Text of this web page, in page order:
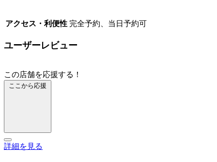
アクセス・利便性 完全予約、当日予約可
ユーザーレビュー
この店舗を応援する！
ここから応援
詳細を見る